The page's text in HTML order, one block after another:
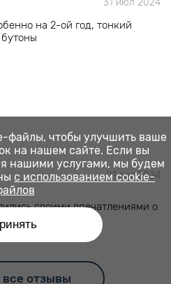
31 июл 2024
на 2-ой год, тонкий
01 авг 2024
своими впечатлениями о
все отзывы
файлы, чтобы улучшить ваше
на нашем сайте. Если вы
нашими услугами, мы будем
с использованием cookie-